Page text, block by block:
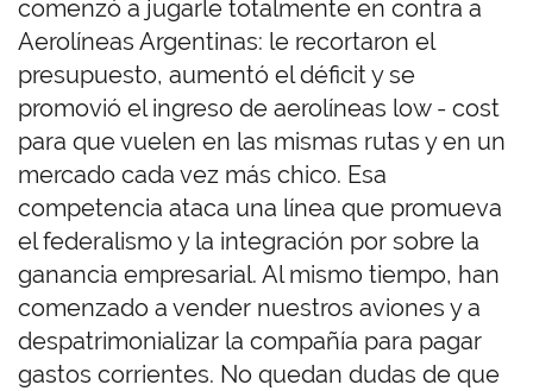
comenzó a jugarle totalmente en contra a
Aerolíneas Argentinas: le recortaron el
presupuesto, aumentó el déficit y se
promovió el ingreso de aerolíneas low - cost
para que vuelen en las mismas rutas y en un
mercado cada vez más chico. Esa
competencia ataca una línea que promueva
el federalismo y la integración por sobre la
ganancia empresarial. Al mismo tiempo, han
comenzado a vender nuestros aviones y a
despatrimonializar la compañía para pagar
gastos corrientes. No quedan dudas de que